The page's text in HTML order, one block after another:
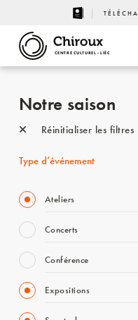
CENTRE CULTUREL - LIÈGE
Notre saison
Réinitialiser les filtres
Type d’événement
Ateliers
Concerts
Conférence
Expositions